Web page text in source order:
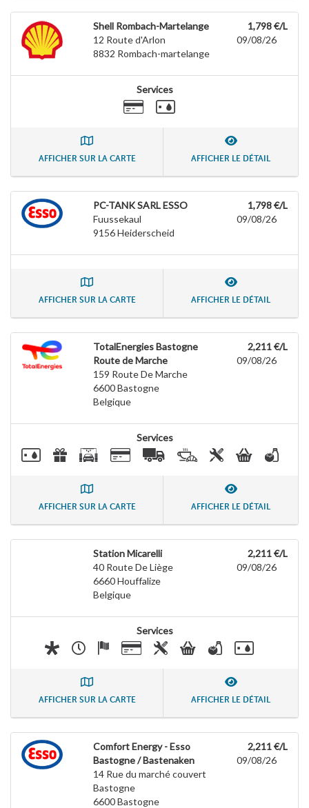
Shell Rombach-Martelange
12 Route d'Arlon
8832 Rombach-martelange
1,798 €/L
09/08/26
Services
AFFICHER SUR LA CARTE AFFICHER LE DÉTAIL
PC-TANK SARL ESSO
Fuussekaul
9156Heiderscheid
1,798 €/L
09/08/26
AFFICHER SUR LA CARTE AFFICHER LE DÉTAIL
TotalEnergies Bastogne
Route de Marche
159 Route De Marche
6600Bastogne
Belgique
2,211 €/L
09/08/26
Services
AFFICHER SUR LA CARTE AFFICHER LE DÉTAIL
Station Micarelli
40 Route De Liège
6660Houffalize
Belgique
2,211 €/L
09/08/26
Services
AFFICHER SUR LA CARTE AFFICHER LE DÉTAIL
Comfort Energy - Esso
Bastogne / Bastenaken
14 Rue du marché couvert
Bastogne
6600Bastogne
2,211 €/L
09/08/26